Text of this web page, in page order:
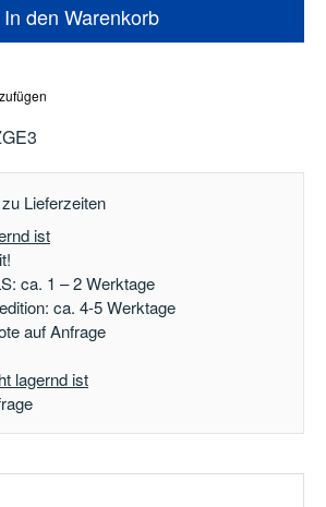
In den Warenkorb
Lieferzeiten
ist
ca. 1 – 2 Werktage
ca. 4-5 Werktage
auf Anfrage
lagernd ist